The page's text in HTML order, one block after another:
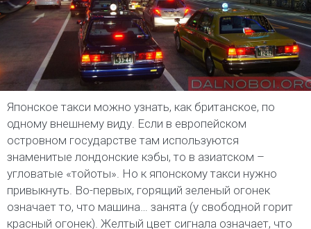
Японское такси можно узнать, как британское, по
одному внешнему виду. Если в европейском
островном государстве там используются
знаменитые лондонские кэбы, то в азиатском –
угловатые «тойоты». Но к японскому такси нужно
привыкнуть. Во-первых, горящий зеленый огонек
означает то, что машина… занята (у свободной горит
красный огонек). Желтый цвет сигнала означает, что